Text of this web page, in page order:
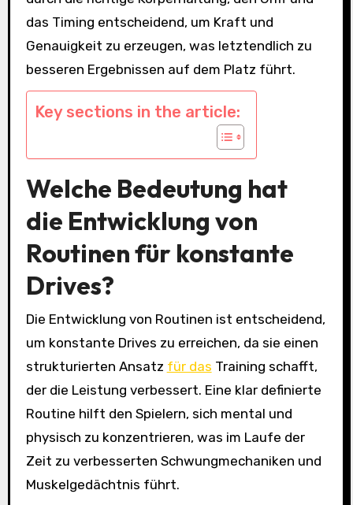
das Timing entscheidend, um Kraft und
Genauigkeit zu erzeugen, was letztendlich zu
besseren Ergebnissen auf dem Platz führt.
Key sections in the article:
Welche Bedeutung hat
die Entwicklung von
Routinen für konstante
Drives?
Die Entwicklung von Routinen ist entscheidend,
um konstante Drives zu erreichen, da sie einen
strukturierten Ansatz für das Training schafft,
der die Leistung verbessert. Eine klar definierte
Routine hilft den Spielern, sich mental und
physisch zu konzentrieren, was im Laufe der
Zeit zu verbesserten Schwungmechaniken und
Muskelgedächtnis führt.